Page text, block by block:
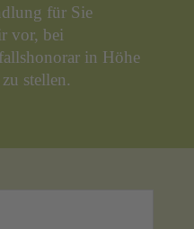
für Sie
vor, bei
in Höhe
stellen.